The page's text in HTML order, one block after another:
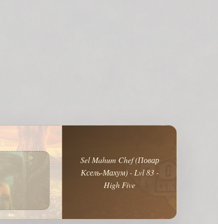
Sel Mahum Chef (Повар
Ксель-Махум) - Lvl 83 -
High Five